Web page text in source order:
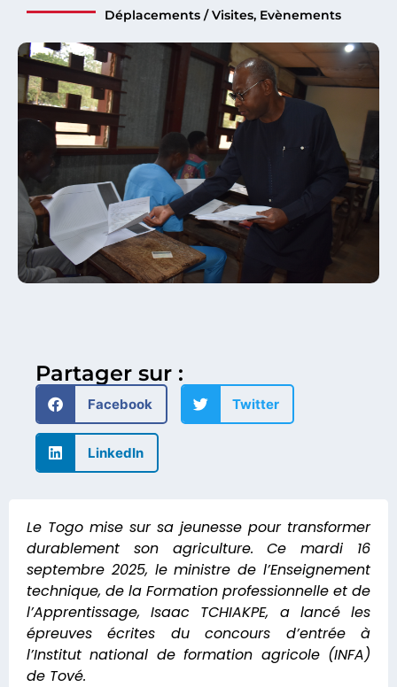
Déplacements / Visites, Evènements
Partager sur :
Facebook Twitter
LinkedIn
Le Togo mise sur sa jeunesse pour transformer
durablement son agriculture. Ce mardi 16
septembre 2025, le ministre de l’Enseignement
technique, de la Formation professionnelle et de
l’Apprentissage, Isaac TCHIAKPE, a lancé les
épreuves écrites du concours d’entrée à
l’Institut national de formation agricole (INFA)
de Tové.